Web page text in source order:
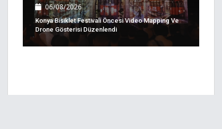
06/08/2026
Konya Bisiklet Festivali Öncesi Video Mapping Ve
Drone Gösterisi Düzenlendi